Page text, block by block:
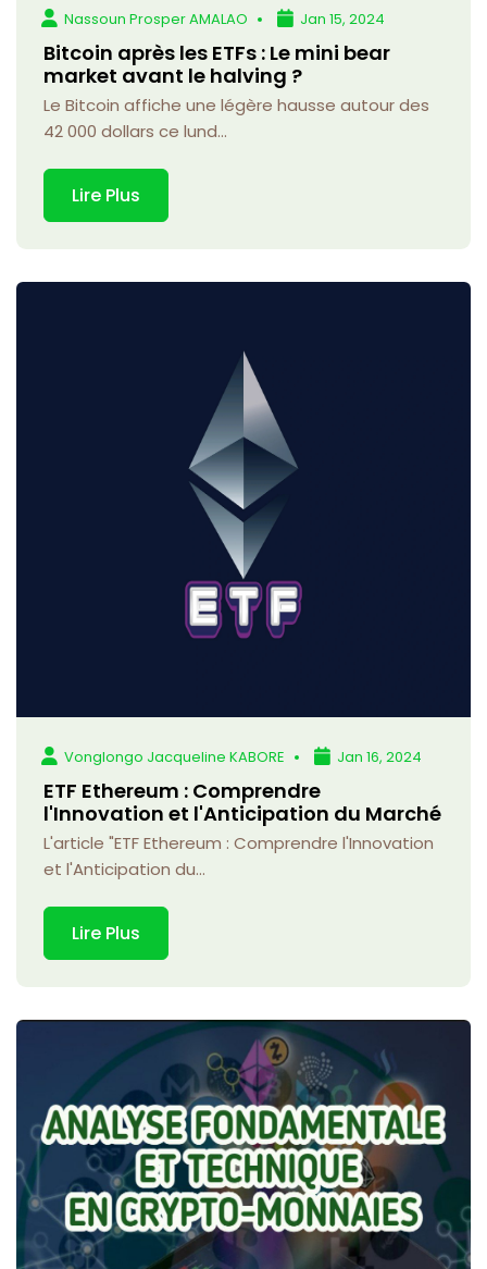
Nassoun Prosper AMALAO Jan 15, 2024
Bitcoin après les ETFs : Le mini bear
market avant le halving ?
Le Bitcoin affiche une légère hausse autour des
42 000 dollars ce lund...
Lire Plus
Vonglongo Jacqueline KABORE Jan 16, 2024
ETF Ethereum : Comprendre
l'Innovation et l'Anticipation du Marché
L'article "ETF Ethereum : Comprendre l'Innovation
et l'Anticipation du...
Lire Plus